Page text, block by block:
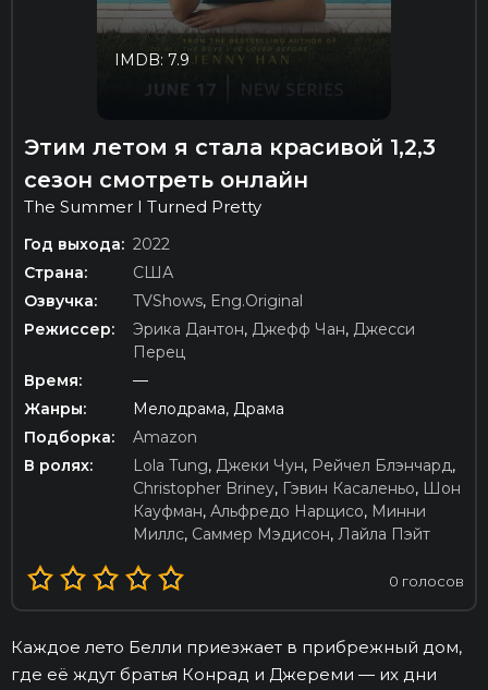
IMDB: 7.9
Этим летом я стала красивой 1,2,3
сезон смотреть онлайн
The Summer I Turned Pretty
Год выхода: 2022
Страна:
США
Озвучка:
TVShows, Eng.Original
Режиссер:
Эрика Дантон, Джефф Чан, Джесси
Перец
Время:
—
Жанры:
Мелодрама, Драма
Подборка:
Amazon
В ролях:
Lola Tung, Джеки Чун, Рейчел Блэнчард,
Christopher Briney, Гэвин Касаленьо, Шон
Кауфман, Альфредо Нарцисо, Минни
Миллс, Саммер Мэдисон, Лайла Пэйт
0 голосов
Каждое лето Белли приезжает в прибрежный дом,
где её ждут братья Конрад и Джереми — их дни